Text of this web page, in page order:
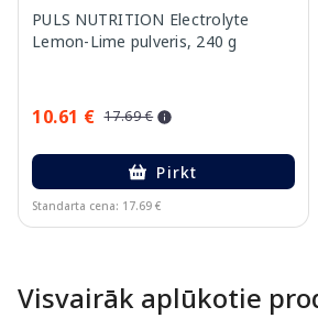
PULS NUTRITION Electrolyte
Lemon-Lime pulveris, 240 g
10.61 € 17.69 €
Pirkt
Standarta cena: 17.69 €
Visvairāk aplūkotie